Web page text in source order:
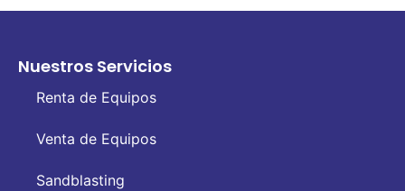
Nuestros Servicios
Renta de Equipos
Venta de Equipos
Sandblasting